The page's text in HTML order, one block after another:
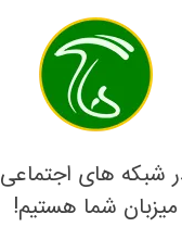
شبکه های اجتماعی
میزبان شما هستیم!